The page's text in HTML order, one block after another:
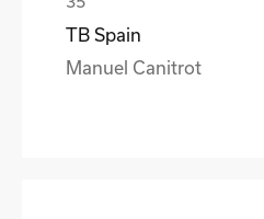
TB Spain
Manuel Canitrot